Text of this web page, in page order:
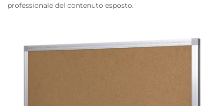
professionale del contenuto esposto.